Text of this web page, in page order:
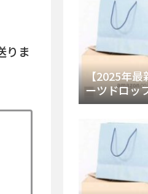
りま
【2025年最
ーツドロッ
ンでの販売